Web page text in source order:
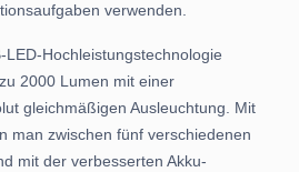
verwenden.
Hochleistungstechnologie
2000 Lumen mit einer
gleichmäßigen Ausleuchtung. Mit
man zwischen fünf verschiedenen
mit der verbesserten Akku-